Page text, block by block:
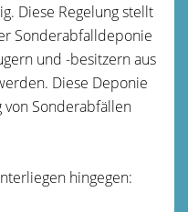
Diese Regelung stellt
Sonderabfalldeponie
und -besitzern aus
Diese Deponie
von Sonderabfällen
hingegen: